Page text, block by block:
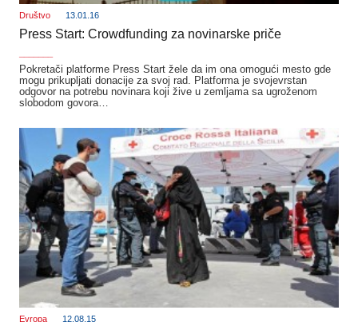
Društvo 13.01.16
Press Start: Crowdfunding za novinarske priče
Pokretači platforme Press Start žele da im ona omogući mesto gde
mogu prikupljati donacije za svoj rad. Platforma je svojevrstan
odgovor na potrebu novinara koji žive u zemljama sa ugroženom
slobodom govora…
Evropa 12.08.15